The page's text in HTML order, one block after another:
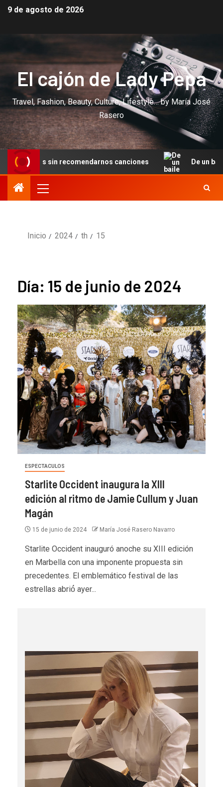
9 de agosto de 2026
El cajón de Lady Pepa
Travel, Fashion, Beauty, Culture, Lifestyle… by María José
Rasero
recomendarnos canciones De un baile en Cannes a
Inicio 2024 th 15
Día: 15 de junio de 2024
ESPECTACULOS
Starlite Occident inaugura la XIII
edición al ritmo de Jamie Cullum y Juan
Magán
15 de junio de 2024 María José Rasero Navarro
Starlite Occident inauguró anoche su XIII edición
en Marbella con una imponente propuesta sin
precedentes. El emblemático festival de las
estrellas abrió́ ayer...